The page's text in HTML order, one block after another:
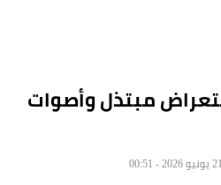
مبتذل وأصوات